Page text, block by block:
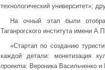
технологический университет»;
На очный этап были
Таганрогского института имени
«Стартап по созданию
каждой детали: монетизация
проекта: Вероника Васильченко